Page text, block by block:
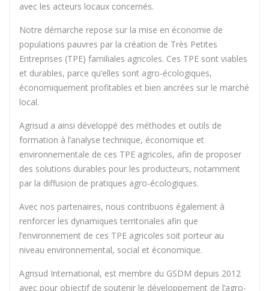
avec les acteurs locaux concernés.
Notre démarche repose sur la mise en économie de
populations pauvres par la création de Très Petites
Entreprises (TPE) familiales agricoles. Ces TPE sont viables
et durables, parce qu’elles sont agro-écologiques,
économiquement profitables et bien ancrées sur le marché
local.
Agrisud a ainsi développé des méthodes et outils de
formation à l’analyse technique, économique et
environnementale de ces TPE agricoles, afin de proposer
des solutions durables pour les producteurs, notamment
par la diffusion de pratiques agro-écologiques.
Avec nos partenaires, nous contribuons également à
renforcer les dynamiques territoriales afin que
l’environnement de ces TPE agricoles soit porteur au
niveau environnemental, social et économique.
Agrisud International, est membre du GSDM depuis 2012
avec pour objectif de soutenir le développement de l’agro-